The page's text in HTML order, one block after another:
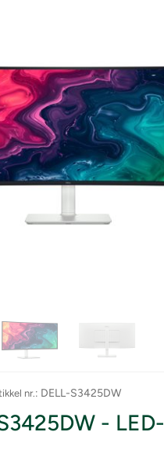
nr.: DELL-S3425DW
- LED-